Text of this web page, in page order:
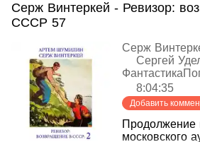
Серж Винтеркей - Ревизор:
СССР 57
Серж
Сергей
Фантастика
8:04:35
Добавить
Продолжение
московского